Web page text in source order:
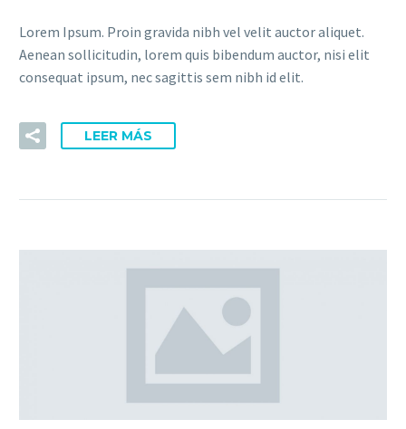
Lorem Ipsum. Proin gravida nibh vel velit auctor aliquet.
Aenean sollicitudin, lorem quis bibendum auctor, nisi elit
consequat ipsum, nec sagittis sem nibh id elit.
LEER MÁS